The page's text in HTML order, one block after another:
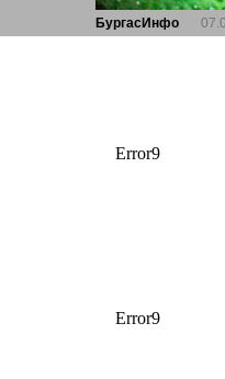
БургасИнфо